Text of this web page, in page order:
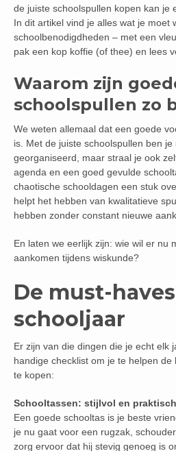
de juiste schoolspullen kopen kan je
In dit artikel vind je alles wat je moet
schoolbenodigdheden – met een
pak een kop koffie (of thee) en lees
Waarom zijn
schoolspullen zo
We weten allemaal dat een goede
is. Met de juiste schoolspullen ben je
georganiseerd, maar straal je ook
agenda en een goed gevulde
chaotische schooldagen een stuk
helpt het hebben van kwalitatieve
hebben zonder constant nieuwe
En laten we eerlijk zijn: wie wil er nu
aankomen tijdens wiskunde?
De must-
schooljaar
Er zijn van die dingen die je echt elk
handige checklist om je te helpen
te kopen:
Schooltassen: stijlvol en praktisch
Een goede schooltas is je beste
je nu gaat voor een rugzak,
zorg ervoor dat hij stevig genoeg is